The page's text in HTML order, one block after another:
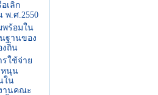
เลิก
พ.ศ.2550
พร้อมใน
ฐานของ
งถิ่น
ใช้จ่าย
หนุน
ใน
านคณะ